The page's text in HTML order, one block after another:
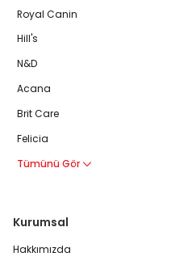
Royal Canin
Hill's
N&D
Acana
Brit Care
Felicia
Tümünü Gör
Kurumsal
Hakkımızda